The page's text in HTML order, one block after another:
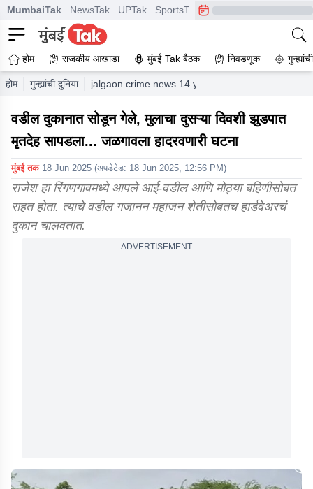
MumbaiTak NewsTak UPTak SportsTak CrimeTak
होम राजकीय आखाडा मुंबई Tak बैठक निवडणूक
होम गुन्ह्यांची दुनिया jalgaon crime news 14 year old boy
वडील दुकानात सोडून गेले, मुलाचा दुसऱ्या दिवशी झुडपात
मृतदेह सापडला... जळगावला हादरवणारी घटना
मुंबई तक 18 Jun 2025 (अपडेटेड: 18 Jun 2025, 12:56 PM)
राजेश हा रिंगणगावमध्ये आपले आई-वडील आणि मोठ्या बहिणीसोबत
राहत होता. त्याचे वडील गजानन महाजन शेतीसोबतच हार्डवेअरचं
दुकान चालवतात.
ADVERTISEMENT